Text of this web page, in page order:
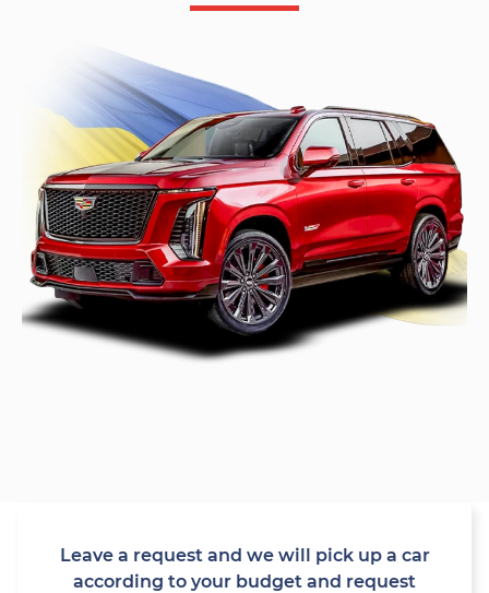
Leave a request and we will pick up a car
according to your budget and request